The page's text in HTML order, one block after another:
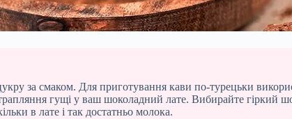
за смаком. Для приготування кави по-турецьки
гущі у ваш шоколадний лате. Вибирайте гіркий
в лате і так достатньо молока.